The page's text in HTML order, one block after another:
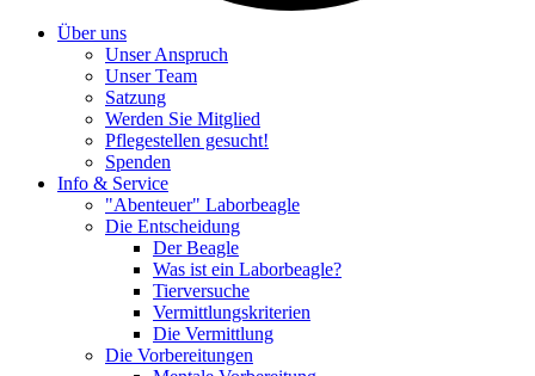
Über uns
Unser Anspruch
Unser Team
Satzung
Werden Sie Mitglied
Pflegestellen gesucht!
Spenden
Info & Service
"Abenteuer" Laborbeagle
Die Entscheidung
Der Beagle
Was ist ein Laborbeagle?
Tierversuche
Vermittlungskriterien
Die Vermittlung
Die Vorbereitungen